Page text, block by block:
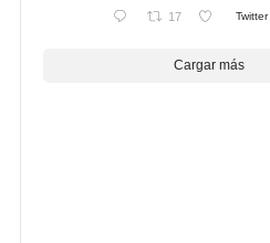
17 Twitter
Cargar más